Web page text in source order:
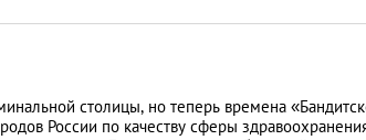
столицы, но теперь времена
России по качеству сферы